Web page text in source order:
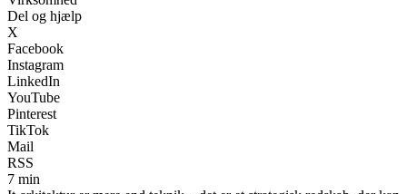
Del og hjælp
X
Facebook
Instagram
LinkedIn
YouTube
Pinterest
TikTok
Mail
RSS
7 min